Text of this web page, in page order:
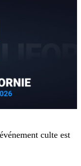
culte est